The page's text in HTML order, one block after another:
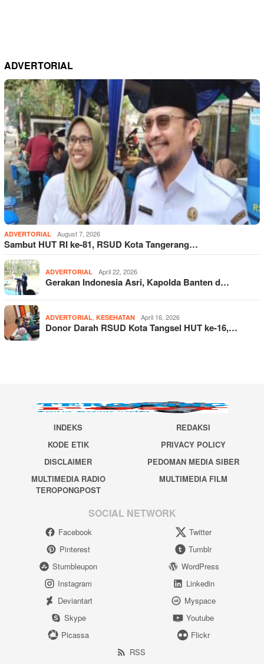
ADVERTORIAL
ADVERTORIAL August 7, 2026
Sambut HUT RI ke-81, RSUD Kota Tangerang…
ADVERTORIAL April 22, 2026
Gerakan Indonesia Asri, Kapolda Banten d…
ADVERTORIAL, KESEHATAN April 16, 2026
Donor Darah RSUD Kota Tangsel HUT ke-16,…
INDEKS
REDAKSI
KODE ETIK
PRIVACY POLICY
DISCLAIMER
PEDOMAN MEDIA SIBER
MULTIMEDIA RADIO
TEROPONGPOST
MULTIMEDIA FILM
SOCIAL NETWORK
Facebook
Twitter
Pinterest
Tumblr
Stumbleupon
WordPress
Instagram
Linkedin
Deviantart
Myspace
Skype
Youtube
Picassa
Flickr
RSS